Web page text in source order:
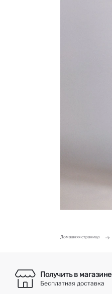
Домашняя страница
Получить в магазине
Бесплатная доставка